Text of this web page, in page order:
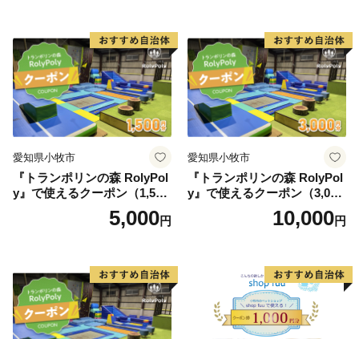
愛知県小牧市
『トランポリンの森 RolyPol
y』で使えるクーポン（1,500
5,000円
愛知県小牧市
『トランポリンの森 RolyPol
y』で使えるクーポン（3,000
10,000円